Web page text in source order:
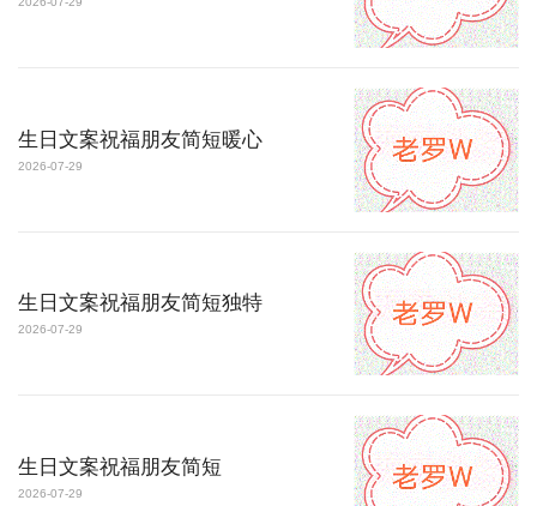
生日文案祝福朋友简短暖心
2026-07-29
生日文案祝福朋友简短独特
2026-07-29
生日文案祝福朋友简短
2026-07-29